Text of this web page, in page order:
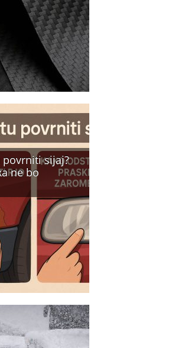
povrniti sijaj?
ne bo